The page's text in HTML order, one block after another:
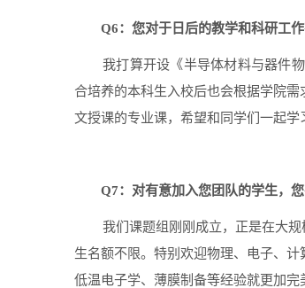
Q6：您对于日后的教学和科研工
我打算开设《半导体材料与器件
合培养的本科生入校后也会根据学院
文授课的专业课，希望和同学们一起学
Q7：对有意加入您团队的学生，
我们课题组刚刚成立，正是在大
生名额不限。特别欢迎物理、电子、
低温电子学、薄膜制备等经验就更加完